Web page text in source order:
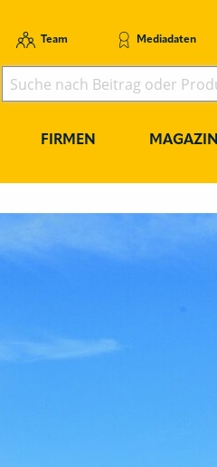
Team Mediadaten
FIRMEN MAGAZIN